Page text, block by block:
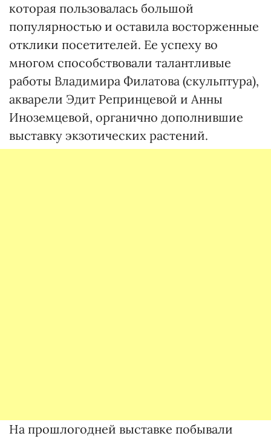
которая пользовалась большой
популярностью и оставила восторженные
отклики посетителей. Ее успеху во
многом способствовали талантливые
работы Владимира Филатова (скульптура),
акварели Эдит Репринцевой и Анны
Иноземцевой, органично дополнившие
выставку экзотических растений.
На прошлогодней выставке побывали